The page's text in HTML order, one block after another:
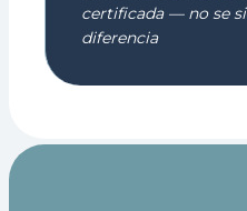
certificada — no se
diferencia